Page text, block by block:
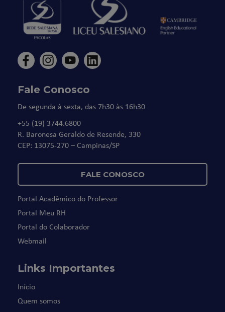
Fale Conosco
De segunda à sexta, das 7h30 às 16h30
+55 (19) 3744.6800
R. Baronesa Geraldo de Resende, 330
CEP: 13075-270 – Campinas/SP
FALE CONOSCO
Portal Acadêmico do Professor
Portal Meu RH
Portal do Colaborador
Webmail
Links Importantes
Início
Quem somos